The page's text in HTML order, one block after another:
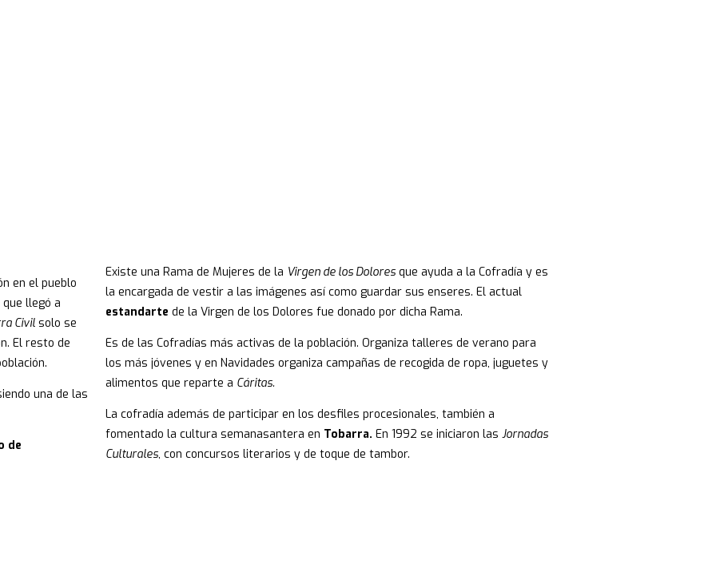
en el pueblo
llegó a
Civil solo se
El resto de
una de las
de
Existe una Rama de Mujeres de la Virgen de los Dolores que ayuda a la Cofradía y es
la encargada de vestir a las imágenes así como guardar sus enseres. El actual
estandarte de la Virgen de los Dolores fue donado por dicha Rama.
Es de las Cofradías más activas de la población. Organiza talleres de verano para
los más jóvenes y en Navidades organiza campañas de recogida de ropa, juguetes y
alimentos que reparte a Cáritas.
La cofradía además de participar en los desfiles procesionales, también a
fomentado la cultura semanasantera en Tobarra. En 1992 se iniciaron las Jornadas
Culturales, con concursos literarios y de toque de tambor.